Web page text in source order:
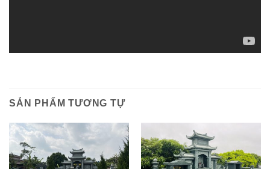
SẢN PHẨM TƯƠNG TỰ